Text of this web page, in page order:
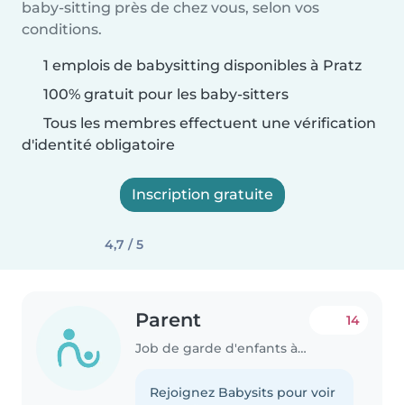
baby-sitting près de chez vous, selon vos
conditions.
1 emplois de babysitting disponibles à Pratz
100% gratuit pour les baby-sitters
Tous les membres effectuent une vérification
d'identité obligatoire
Inscription gratuite
4,7 / 5
Parent
Job de garde d'enfants à Pratz
14
Rejoignez Babysits pour voir